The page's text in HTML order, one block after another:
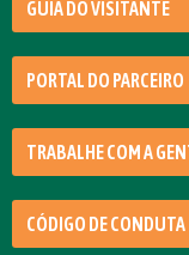
GUIA DO VISITANTE
PORTAL DO PARCEIRO
TRABALHE COM A
CÓDIGO DE CONDUTA